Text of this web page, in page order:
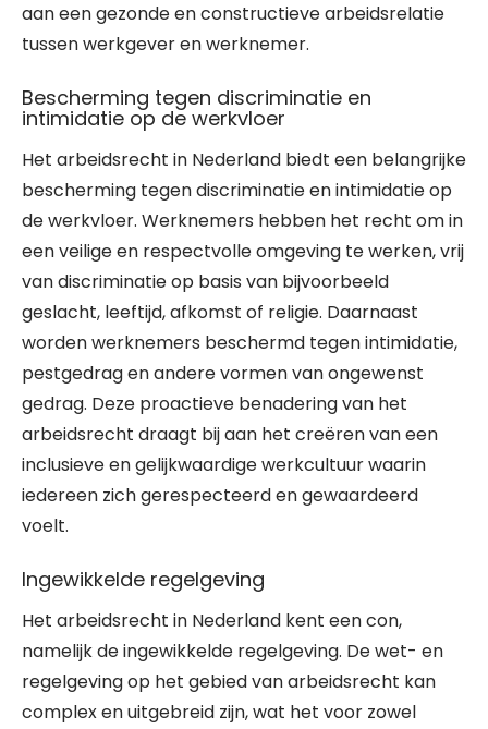
aan een gezonde en constructieve arbeidsrelatie
tussen werkgever en werknemer.
Bescherming tegen discriminatie en
intimidatie op de werkvloer
Het arbeidsrecht in Nederland biedt een belangrijke
bescherming tegen discriminatie en intimidatie op
de werkvloer. Werknemers hebben het recht om in
een veilige en respectvolle omgeving te werken, vrij
van discriminatie op basis van bijvoorbeeld
geslacht, leeftijd, afkomst of religie. Daarnaast
worden werknemers beschermd tegen intimidatie,
pestgedrag en andere vormen van ongewenst
gedrag. Deze proactieve benadering van het
arbeidsrecht draagt bij aan het creëren van een
inclusieve en gelijkwaardige werkcultuur waarin
iedereen zich gerespecteerd en gewaardeerd
voelt.
Ingewikkelde regelgeving
Het arbeidsrecht in Nederland kent een con,
namelijk de ingewikkelde regelgeving. De wet- en
regelgeving op het gebied van arbeidsrecht kan
complex en uitgebreid zijn, wat het voor zowel